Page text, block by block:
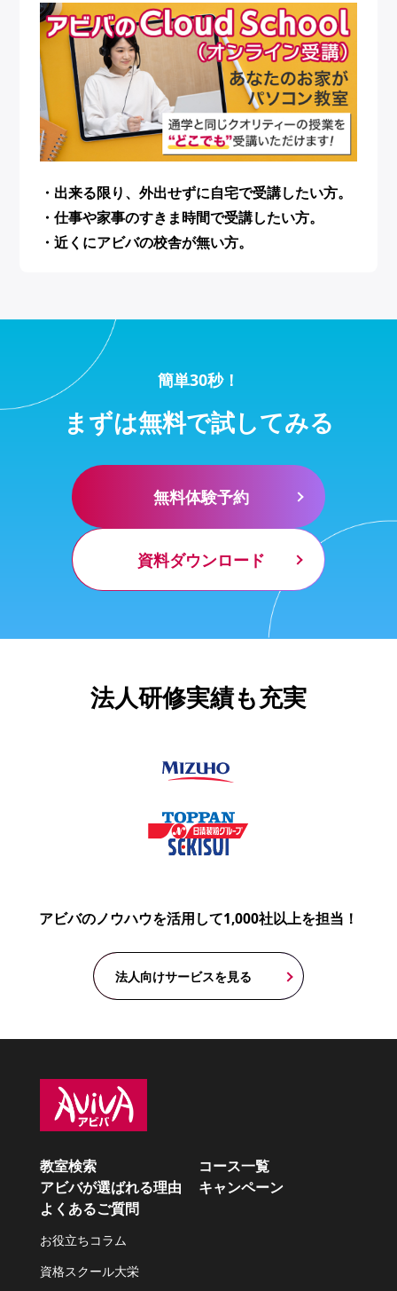
・出来る限り、外出せずに自宅で受講したい方。
・仕事や家事のすきま時間で受講したい方。
・近くにアビバの校舎が無い方。
簡単30秒！
まずは無料で試してみる
無料体験予約
資料ダウンロード
法人研修実績も充実
アビバのノウハウを活用して1,000社以上を担当！
法人向けサービスを見る
教室検索
コース一覧
アビバが選ばれる理由
キャンペーン
よくあるご質問
お役立ちコラム
資格スクール大栄